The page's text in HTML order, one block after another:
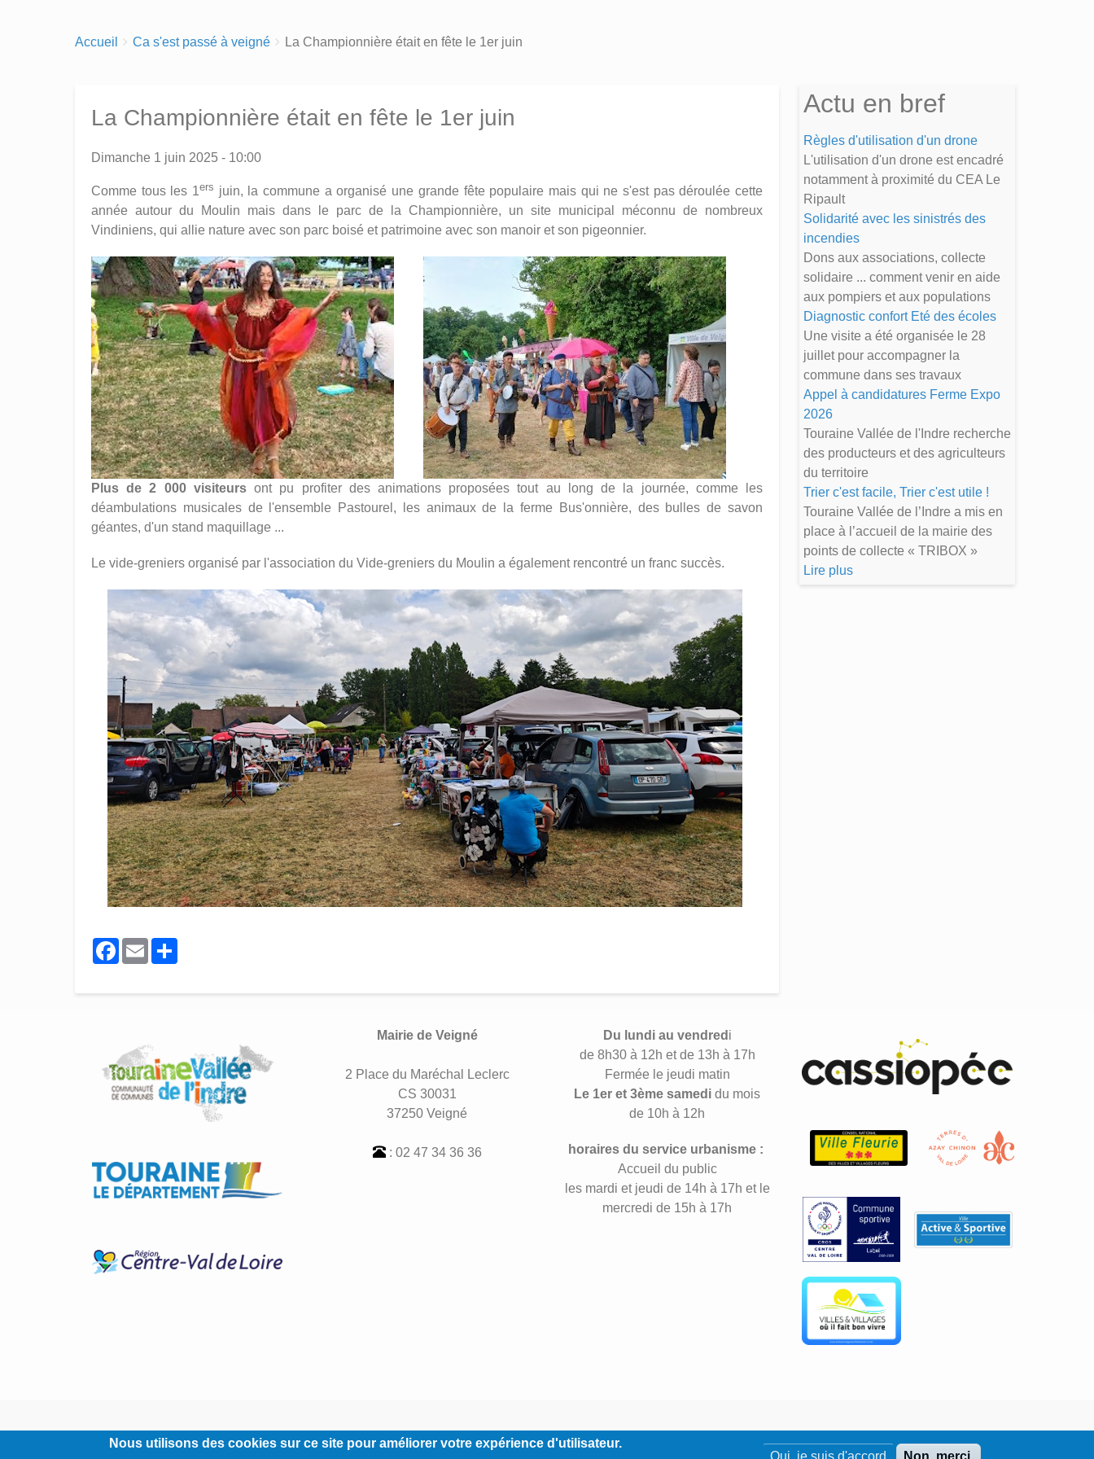
Breadcrumbs
You
Accueil Ca s'est passé à veigné La Championnière était en fête le 1er juin
La Championnière était en fête le 1er juin
Dimanche 1 juin 2025 - 10:00
Comme tous les 1ers juin, la commune a organisé une grande fête populaire mais qui ne s'est pas déroulée cette
année autour du Moulin mais dans le parc de la Championnière, un site municipal méconnu de nombreux
Vindiniens, qui allie nature avec son parc boisé et patrimoine avec son manoir et son pigeonnier.
Plus de 2 000 visiteursont pu profiter des animations proposées tout au long de la journée, comme les
déambulations musicales de l'ensemble Pastourel, les animaux de la ferme Bus'onnière, des bulles de savon
géantes, d'un stand maquillage ...
Le vide-greniers organisé par l'association du Vide-greniers du Moulin a également rencontré un franc succès.
Facebook
Email
Actu en bref
Règles d'utilisation d'un drone
L'utilisation d'un drone est encadré
notamment à proximité du CEA Le
Ripault
Solidarité avec les sinistrés des
incendies
Dons aux associations, collecte
solidaire ... comment venir en aide
aux pompiers et aux populations
Diagnostic confort Eté des écoles
Une visite a été organisée le 28
juillet pour accompagner la
commune dans ses travaux
Appel à candidatures Ferme Expo
2026
Touraine Vallée de l'Indre recherche
des producteurs et des agriculteurs
du territoire
Trier c'est facile, Trier c'est utile !
Touraine Vallée de l’Indre a mis en
place à l’accueil de la mairie des
points de collecte « TRIBOX »
Lire plus
Mairie de Veigné
2 Place du Maréchal Leclerc
CS 30031
37250 Veigné
: 02 47 34 36 36
Du lundi au vendred i
de 8h30 à 12h et de 13h à 17h
Fermée le jeudi matin
Le 1er et 3ème samedi du mois
de 10h à 12h
horaires du service urbanisme :
Accueil du public
les mardi et jeudi de 14h à 17h et le
mercredi de 15h à 17h
Footer
Contact Mentions légales Plan du site
Nous utilisons des cookies sur ce site pour améliorer votre expérience d'utilisateur.
Oui, je suis d'accord
Non, merci.